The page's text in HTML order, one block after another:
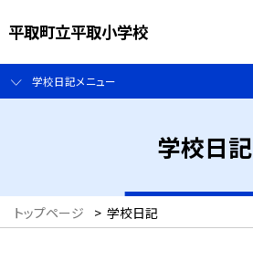
平取町立平取小学校
学校日記メニュー
学校日記
トップページ > 学校日記